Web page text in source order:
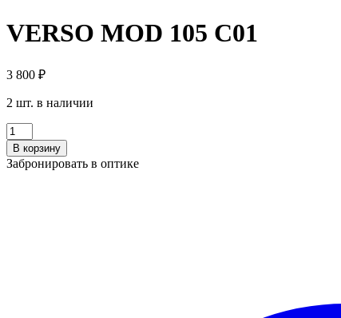
VERSO MOD 105 C01
3 800 ₽
2 шт. в наличии
Количество
VERSO
MOD
105
В корзину
Забронировать в оптике